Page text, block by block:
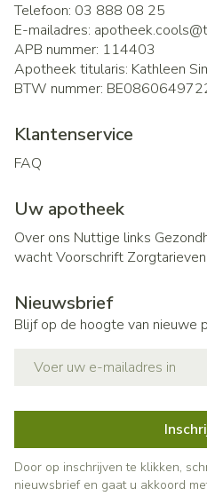
Telefoon: 03 888 08 25
E-mailadres: apotheek.cools@
APB nummer: 114403
Apotheek titularis: Kathleen
BTW nummer:
Klantenservice
FAQ
Uw apotheek
Over ons Nuttige links
wachtVoorschrift Zorgtarieven
Nieuwsbrief
Blijf op de hoogte van nieuwe
Door op inschrijven te klikken,
nieuwsbrief en gaat u akkoord